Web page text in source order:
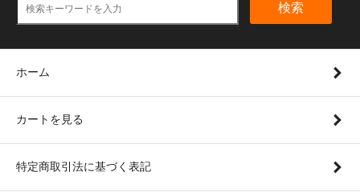
検索
ホーム
カートを見る
特定商取引法に基づく表記